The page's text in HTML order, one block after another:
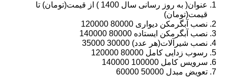
عنوان( به روز رسانی سال 1400 ) از قیمت(تومان) تا
قیمت(تومان)
نصب آبگرمکن دیواری 80000 120000
نصب آبگرمکن ایستاده 80000 140000
نصب شیرآلات(هر عدد) 30000 35000
رسوب زدایی کامل 80000 120000
سرویس کامل 100000 140000
تعویض مبدل 50000 60000